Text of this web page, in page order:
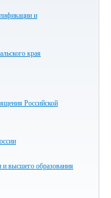
и
края
Российской
высшего образования